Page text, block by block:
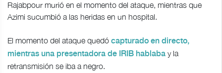
Rajabpour murió en el momento del ataque, mientras que
Azimi sucumbió a las heridas en un hospital.
El momento del ataque quedó capturado en directo,
mientras una presentadora de IRIB hablaba y la
retransmisión se iba a negro.